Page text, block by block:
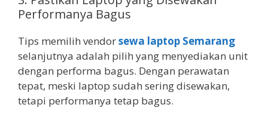
Performanya Bagus
Tips memilih vendorsewa laptop Semarang
selanjutnya adalah pilih yang menyediakan unit
dengan performa bagus. Dengan perawatan
tepat, meski laptop sudah sering disewakan,
tetapi performanya tetap bagus.